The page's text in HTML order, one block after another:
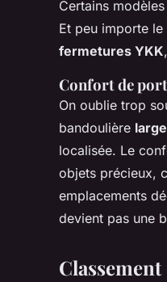
Certains
Et peu importe
fermetures YKK
Confort de
On oublie trop
bandoulière
localisée. Le
objets précieux,
emplacements
devient pas une